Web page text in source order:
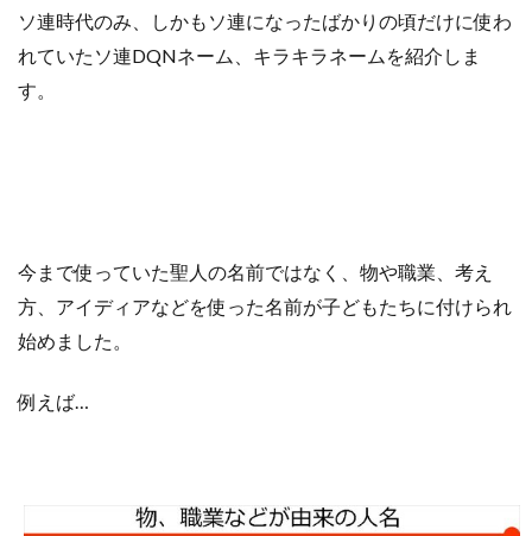
ソ連時代のみ しかもソ連になったばかりの頃だけに使わ
れていた ソ連DQNネーム キラキラネーム を紹介しま
す。
今まで使っていた聖人の名前ではなく、物や職業、考え
方、アイディアなどを使った名前が子どもたちに付けられ
始めました。
例えば…